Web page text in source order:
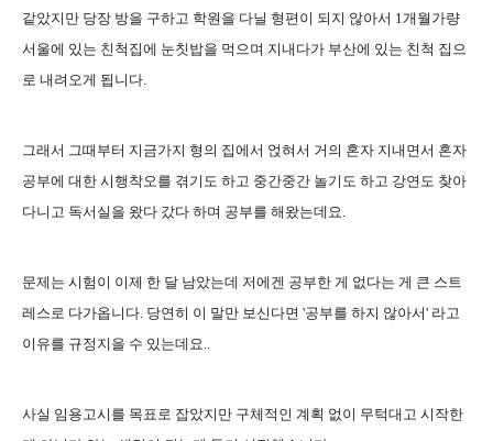
같았지만 당장 방을 구하고 학원을 다닐 형편이 되지 않아서 1개월가량
서울에 있는 친척집에 눈칫밥을 먹으며 지내다가 부산에 있는 친척 집으
로 내려오게 됩니다.
그래서 그때부터 지금가지 형의 집에서 얹혀서 거의 혼자 지내면서 혼자
공부에 대한 시행착오를 겪기도 하고 중간중간 놀기도 하고 강연도 찾아
다니고 독서실을 왔다 갔다 하며 공부를 해왔는데요.
문제는 시험이 이제 한 달 남았는데 저에겐 공부한 게 없다는 게 큰 스트
레스로 다가옵니다. 당연히 이 말만 보신다면 '공부를 하지 않아서' 라고
이유를 규정지을 수 있는데요..
사실 임용고시를 목표로 잡았지만 구체적인 계획 없이 무턱대고 시작한